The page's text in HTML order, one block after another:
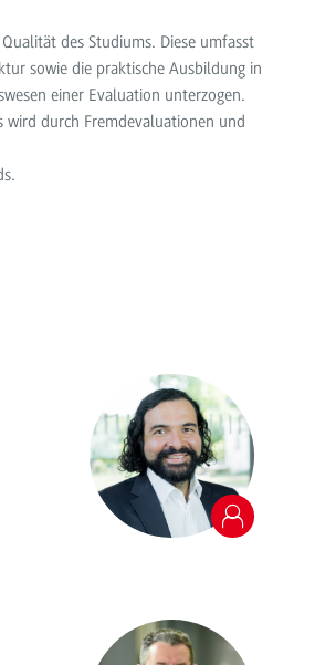
des Studiums. Diese umfasst
sowie die praktische Ausbildung in
einer Evaluation unterzogen.
wird durch Fremdevaluationen und